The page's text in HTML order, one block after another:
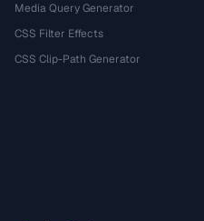
Media Query Generator
CSS Filter Effects
CSS Clip-Path Generator